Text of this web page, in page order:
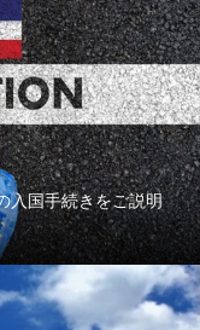
国手続きをご説明